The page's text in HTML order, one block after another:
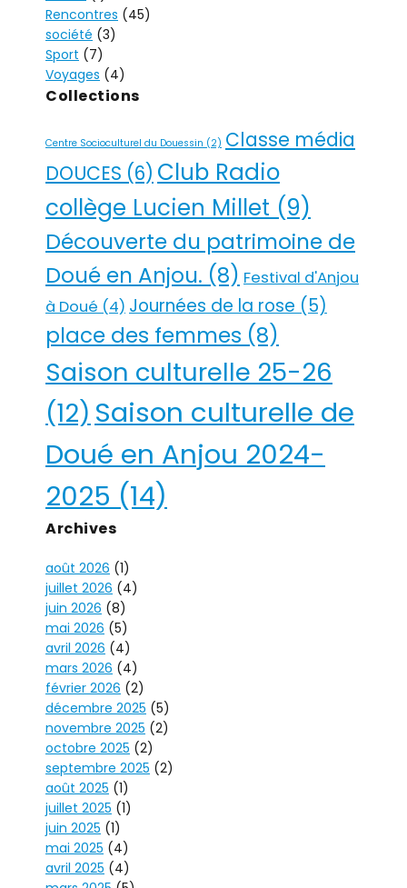
Rencontres (45)
société (3)
Sport (7)
Voyages (4)
Collections
Centre Socioculturel du Douessin (2) Classe média
DOUCES (6) Club Radio
collège Lucien Millet (9)
Découverte du patrimoine de
Doué en Anjou. (8) Festival d'Anjou
à Doué (4) Journées de la rose (5)
place des femmes (8)
Saison culturelle 25-26
(12) Saison culturelle de
Doué en Anjou 2024-
2025 (14)
Archives
août 2026 (1)
juillet 2026 (4)
juin 2026 (8)
mai 2026 (5)
avril 2026 (4)
mars 2026 (4)
février 2026 (2)
décembre 2025 (5)
novembre 2025 (2)
octobre 2025 (2)
septembre 2025 (2)
août 2025 (1)
juillet 2025 (1)
juin 2025 (1)
mai 2025 (4)
avril 2025 (4)